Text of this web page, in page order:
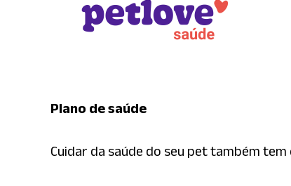
Plano de saúde
Cuidar da saúde do seu pet também